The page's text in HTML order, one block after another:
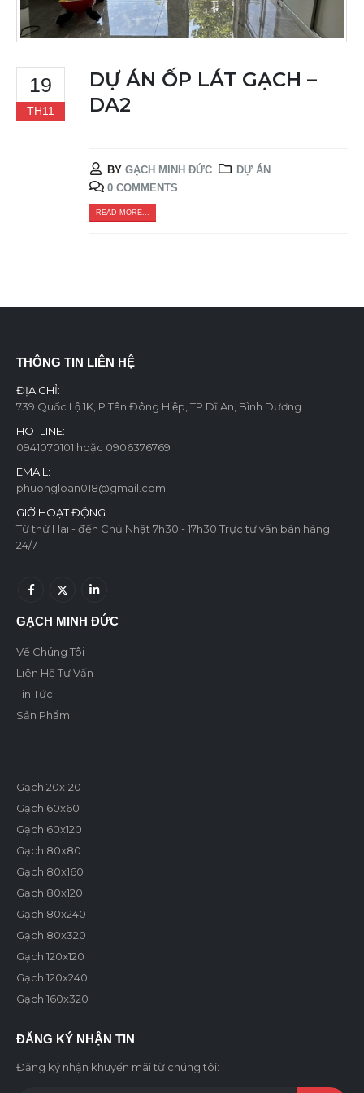
19
TH11
DỰ ÁN ỐP LÁT GẠCH –
DA2
BY GẠCH MINH ĐỨC
DỰ ÁN
0 COMMENTS
READ MORE...
THÔNG TIN LIÊN HỆ
ĐỊA CHỈ:
739 Quốc Lộ 1K, P.Tân Đông Hiệp, TP Dĩ An, Bình Dương
HOTLINE:
0941070101 hoặc 0906376769
EMAIL:
phuongloan018@gmail.com
GIỜ HOẠT ĐỘNG:
Từ thứ Hai - đến Chủ Nhật 7h30 - 17h30 Trực tư vấn bán hàng
24/7
GẠCH MINH ĐỨC
Về Chúng Tôi
Liên Hệ Tư Vấn
Tin Tức
Sản Phẩm
Gạch 20x120
Gạch 60x60
Gạch 60x120
Gạch 80x80
Gạch 80x160
Gạch 80x120
Gạch 80x240
Gạch 80x320
Gạch 120x120
Gạch 120x240
Gạch 160x320
ĐĂNG KÝ NHẬN TIN
Đăng ký nhận khuyến mãi từ chúng tôi: